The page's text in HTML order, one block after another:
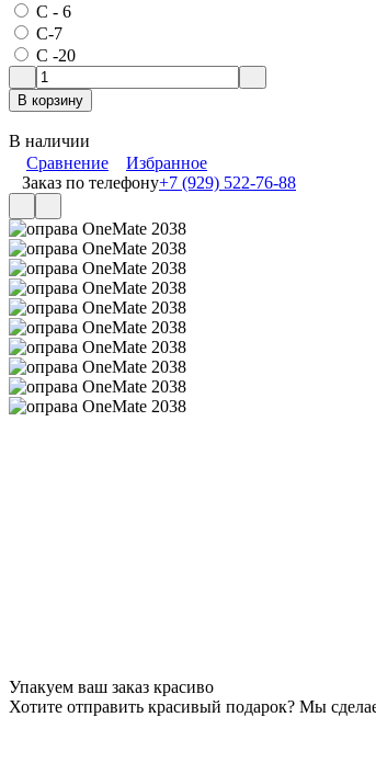
С - 6
С-7
С -20
В корзину
В наличии
Сравнение
Избранное
Заказ по телефону+7 (929) 522-76-88
Упакуем ваш заказ красиво
Хотите отправить красивый подарок? Мы